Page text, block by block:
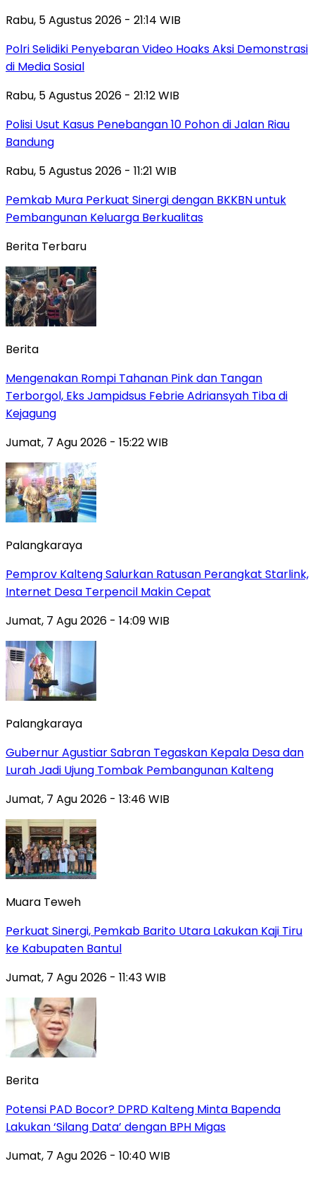
Rabu, 5 Agustus 2026 - 21:14 WIB
Polri Selidiki Penyebaran Video Hoaks Aksi Demonstrasi
di Media Sosial
Rabu, 5 Agustus 2026 - 21:12 WIB
Polisi Usut Kasus Penebangan 10 Pohon di Jalan Riau
Bandung
Rabu, 5 Agustus 2026 - 11:21 WIB
Pemkab Mura Perkuat Sinergi dengan BKKBN untuk
Pembangunan Keluarga Berkualitas
Berita Terbaru
Berita
Mengenakan Rompi Tahanan Pink dan Tangan
Terborgol, Eks Jampidsus Febrie Adriansyah Tiba di
Kejagung
Jumat, 7 Agu 2026 - 15:22 WIB
Palangkaraya
Pemprov Kalteng Salurkan Ratusan Perangkat Starlink,
Internet Desa Terpencil Makin Cepat
Jumat, 7 Agu 2026 - 14:09 WIB
Palangkaraya
Gubernur Agustiar Sabran Tegaskan Kepala Desa dan
Lurah Jadi Ujung Tombak Pembangunan Kalteng
Jumat, 7 Agu 2026 - 13:46 WIB
Muara Teweh
Perkuat Sinergi, Pemkab Barito Utara Lakukan Kaji Tiru
ke Kabupaten Bantul
Jumat, 7 Agu 2026 - 11:43 WIB
Berita
Potensi PAD Bocor? DPRD Kalteng Minta Bapenda
Lakukan ‘Silang Data’ dengan BPH Migas
Jumat, 7 Agu 2026 - 10:40 WIB